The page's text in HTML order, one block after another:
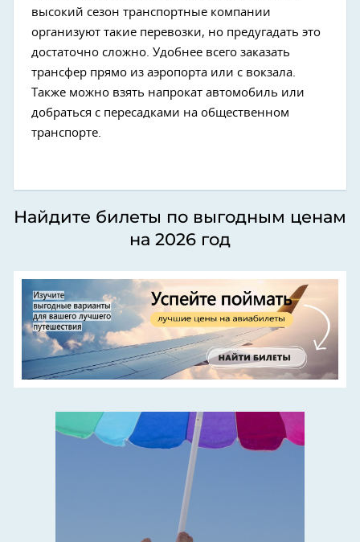
высокий сезон транспортные компании
организуют такие перевозки, но предугадать это
достаточно сложно. Удобнее всего заказать
трансфер прямо из аэропорта или с вокзала.
Также можно взять напрокат автомобиль или
добраться с пересадками на общественном
транспорте.
Найдите билеты по выгодным ценам
на 2026 год